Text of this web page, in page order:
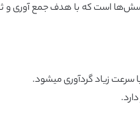
است که با هدف جمع آوری و